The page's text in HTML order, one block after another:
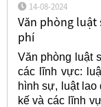
14-08-2024
Văn phòng
phí
Văn phòng luật
các lĩnh vực:
hình sự, luật lao
kế và các lĩnh